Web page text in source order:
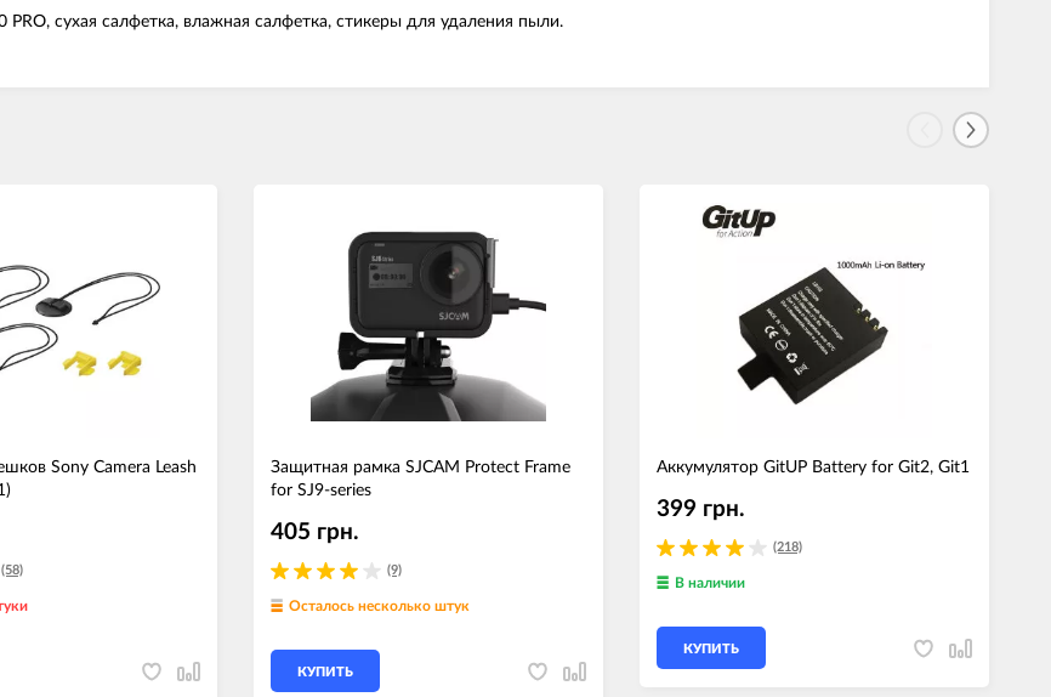
сухая салфетка, влажная салфетка, стикеры для удаления пыли.
Sony Camera Leash
(58)
Защитная рамка SJCAM Protect Frame
for SJ9-series
(9)
405 грн.
Осталось несколько штук
КУПИТЬ
Аккумулятор GitUP Battery for Git2, Git1
(218)
399 грн.
В наличии
КУПИТЬ